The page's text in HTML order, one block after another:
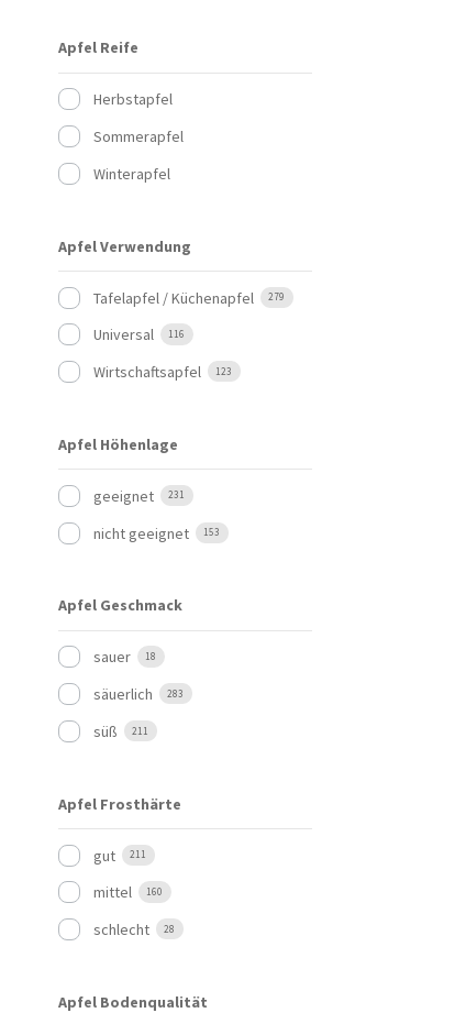
Apfel Reife
Herbstapfel
Sommerapfel
Winterapfel
Apfel Verwendung
Tafelapfel / Küchenapfel 279
Universal 116
Wirtschaftsapfel 123
Apfel Höhenlage
geeignet 231
nicht geeignet 153
Apfel Geschmack
sauer 18
säuerlich 283
süß 211
Apfel Frosthärte
gut 211
mittel 160
schlecht 28
Apfel Bodenqualität